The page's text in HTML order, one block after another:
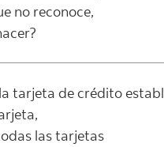
no reconoce,
tarjeta de crédito
las tarjetas